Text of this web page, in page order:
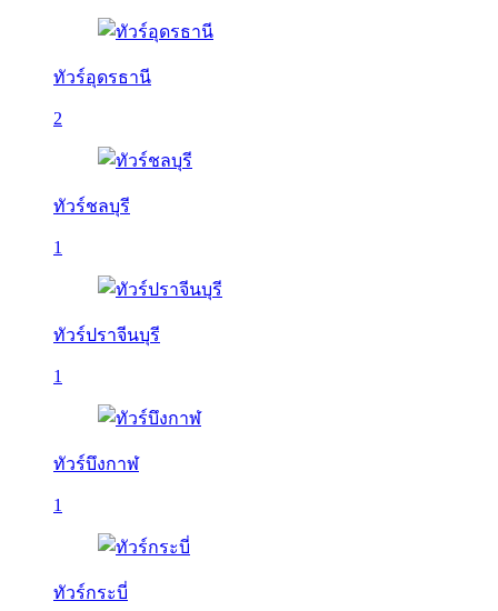
ทัวร์อุดรธานี
2
ทัวร์ชลบุรี
1
ทัวร์ปราจีนบุรี
1
ทัวร์บึงกาฬ
1
ทัวร์กระบี่